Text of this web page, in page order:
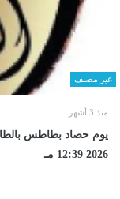
غير مصنف
منذ 3 أشهر
2026 12:39 مـ